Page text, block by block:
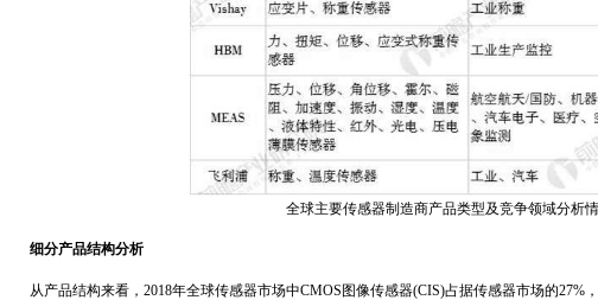
全球主要传感器制造商产品类型及竞争领域分析
细分产品结构分析
从产品结构来看，2018年全球传感器市场中CMOS图像传感器(CIS)占据传感器市场的27%